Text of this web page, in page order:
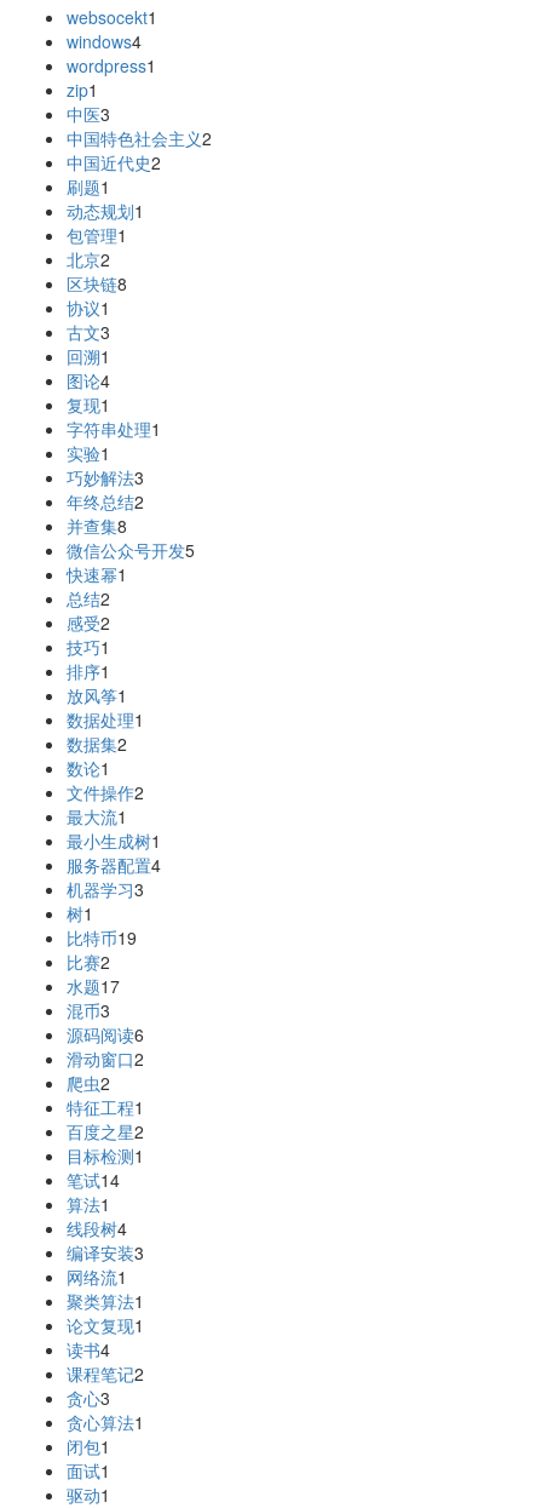
websocekt1
windows4
wordpress1
zip1
中医3
中国特色社会主义2
中国近代史2
刷题1
动态规划1
包管理1
北京2
区块链8
协议1
古文3
回溯1
图论4
复现1
字符串处理1
实验1
巧妙解法3
年终总结2
并查集8
微信公众号开发5
快速幂1
总结2
感受2
技巧1
排序1
放风筝1
数据处理1
数据集2
数论1
文件操作2
最大流1
最小生成树1
服务器配置4
机器学习3
树1
比特币19
比赛2
水题17
混币3
源码阅读6
滑动窗口2
爬虫2
特征工程1
百度之星2
目标检测1
笔试14
算法1
线段树4
编译安装3
网络流1
聚类算法1
论文复现1
读书4
课程笔记2
贪心3
贪心算法1
闭包1
面试1
驱动1